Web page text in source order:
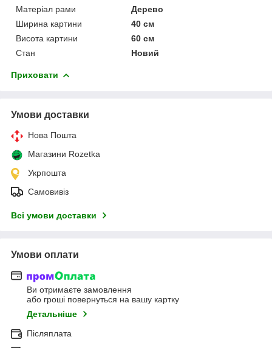
Матеріал рами
Дерево
Ширина картини
40 см
Висота картини
60 см
Стан
Новий
Приховати
Умови доставки
Нова Пошта
Магазини Rozetka
Укрпошта
Самовивіз
Всі умови доставки
Умови оплати
Ви отримаєте замовлення
або гроші повернуться на вашу картку
Детальніше
Післяплата